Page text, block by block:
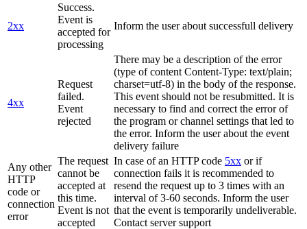
2xx
Success.
Event is
accepted for
processing
Inform the user about successfull delivery
4xx
Request
failed.
Event
rejected
There may be a description of the error
(type of content Content-Type: text/plain;
charset=utf-8) in the body of the response.
This event should not be resubmitted. It is
necessary to find and correct the error of
the program or channel settings that led to
the error. Inform the user about the event
delivery failure
Any other
HTTP
code or
connection
error
The request
cannot be
accepted at
this time.
Event is not
accepted
In case of an HTTP code 5xx or if
connection fails it is recommended to
resend the request up to 3 times with an
interval of 3-60 seconds. Inform the user
that the event is temporarily undeliverable.
Contact server support